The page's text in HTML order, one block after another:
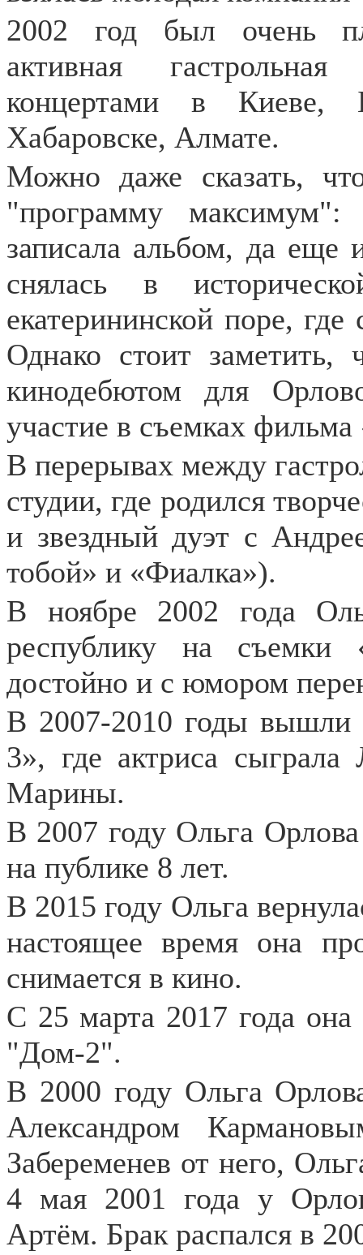
2002 год был очень
активная
концертами в Киеве,
Хабаровске, Алмате.
Можно даже сказать,
"программу
записала альбом, да еще
снялась в
екатерининской поре,
Однако стоит заметить,
кинодебютом для
участие в съемках
В перерывах между
студии, где родился
и звездный дуэт с
тобой» и «Фиалка»).
В ноябре 2002 года
республику на съемки
достойно и с юмором
В 2007-2010 годы
3», где актриса сыграла
Марины.
В 2007 году Ольга
на публике 8 лет.
В 2015 году Ольга
настоящее время она
снимается в кино.
С 25 марта 2017 года
"Дом-2".
В 2000 году Ольга
Александром
Забеременев от него,
4 мая 2001 года у
Артём. Брак распался в